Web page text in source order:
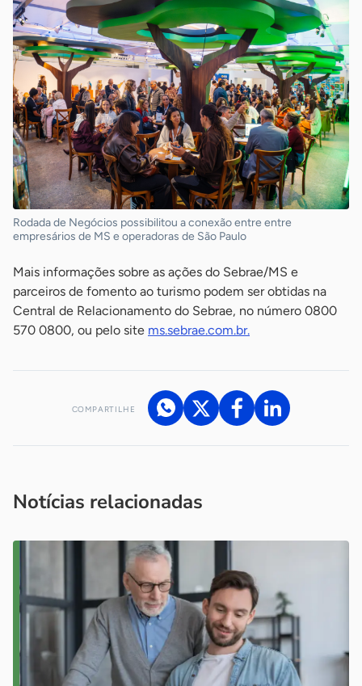
Rodada de Negócios possibilitou a conexão entre entre
empresários de MS e operadoras de São Paulo
Mais informações sobre as ações do Sebrae/MS e
parceiros de fomento ao turismo podem ser obtidas na
Central de Relacionamento do Sebrae, no número 0800
570 0800, ou pelo site ms.sebrae.com.br.
COMPARTILHE
Notícias relacionadas